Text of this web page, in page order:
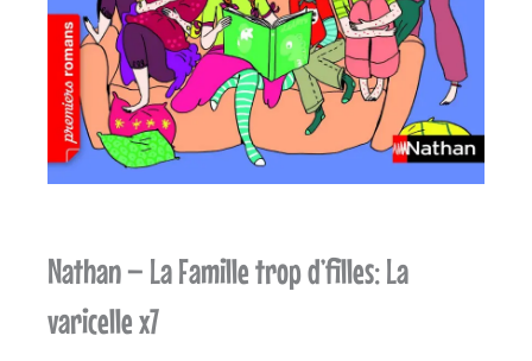
Nathan – La Famille trop d’filles: La
varicelle x7